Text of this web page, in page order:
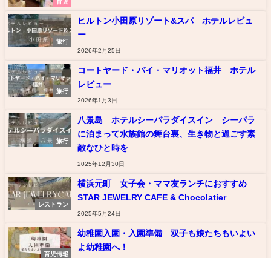
育児
旅行
ヒルトン小田原リゾート&スパ ホテルレビュ
ー
2026年2月25日
旅行
コートヤード・バイ・マリオット福井 ホテル
レビュー
2026年1月3日
旅行
八景島 ホテルシーパラダイスイン シーパラ
に泊まって水族館の舞台裏、生き物と過ごす素
敵なひと時を
2025年12月30日
レストラン
横浜元町 女子会・ママ友ランチにおすすめ
STAR JEWELRY CAFE & Chocolatier
2025年5月24日
育児情報
幼稚園入園・入園準備 双子も娘たちもいよい
よ幼稚園へ！